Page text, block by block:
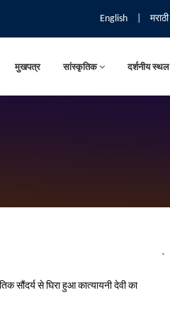
English मराठी
मुखपत्र सांस्कृतिक दर्शनीय स्थल
सौंदर्य से घिरा हुआ कात्यायनी देवी का
`